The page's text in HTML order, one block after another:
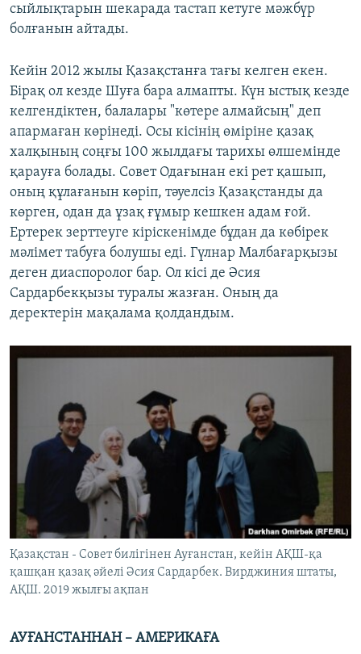
сыйлықтарын шекарада тастап кетуге мәжбүр
болғанын айтады.
Кейін 2012 жылы Қазақстанға тағы келген екен.
Бірақ ол кезде Шуға бара алмапты. Күн ыстық кезде
келгендіктен, балалары "көтере алмайсың" деп
апармаған көрінеді. Осы кісінің өміріне қазақ
халқының соңғы 100 жылдағы тарихы өлшемінде
қарауға болады. Совет Одағынан екі рет қашып,
оның құлағанын көріп, тәуелсіз Қазақстанды да
көрген, одан да ұзақ ғұмыр кешкен адам ғой.
Ертерек зерттеуге кіріскенімде бұдан да көбірек
мәлімет табуға болушы еді. Гүлнар Малбағарқызы
деген диаспоролог бар. Ол кісі де Әсия
Сардарбекқызы туралы жазған. Оның да
деректерін мақалама қолдандым.
Қазақстан - Совет билігінен Ауғанстан, кейін АҚШ-қа
қашқан қазақ әйелі Әсия Сардарбек. Вирджиния штаты,
АҚШ. 2019 жылғы ақпан
АУҒАНСТАННАН – АМЕРИКАҒА